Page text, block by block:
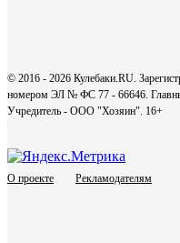
© 2016 - 2026 Кулебаки.RU.
номером ЭЛ № ФС 77 - 66646.
Учредитель - ООО "Хозяин". 16+
О проекте Рекламодателям